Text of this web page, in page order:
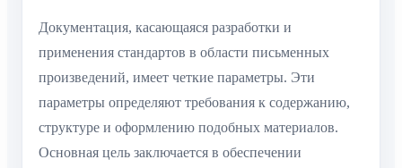
Документация, касающаяся разработки и
применения стандартов в области письменных
произведений, имеет четкие параметры. Эти
параметры определяют требования к содержанию,
структуре и оформлению подобных материалов.
Основная цель заключается в обеспечении